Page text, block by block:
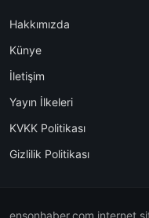
Hakkımızda
Künye
İletişim
Yayın İlkeleri
KVKK Politikası
Gizlilik Politikası